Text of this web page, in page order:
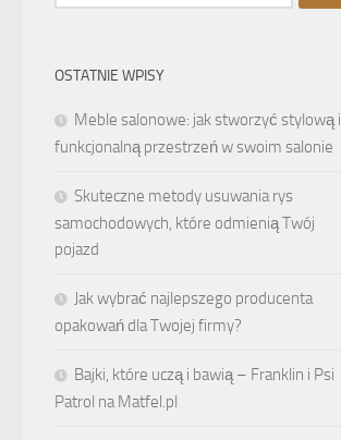
OSTATNIE WPISY
Meble salonowe: jak stworzyć stylową i
funkcjonalną przestrzeń w swoim salonie
Skuteczne metody usuwania rys
samochodowych, które odmienią Twój
pojazd
Jak wybrać najlepszego producenta
opakowań dla Twojej firmy?
Bajki, które uczą i bawią – Franklin i Psi
Patrol na Matfel.pl